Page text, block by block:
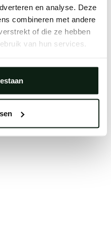
en analyse. Deze
combineren met andere
of die ze hebben
van hun services.
may also help in some
inconvenience.